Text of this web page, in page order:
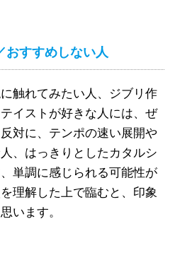
おすすめしない人
触れてみたい人、ジブリ作
イストが好きな人には、ぜ
対に、テンポの速い展開や
、はっきりとしたカタルシ
単調に感じられる可能性が
理解した上で臨むと、印象
います。